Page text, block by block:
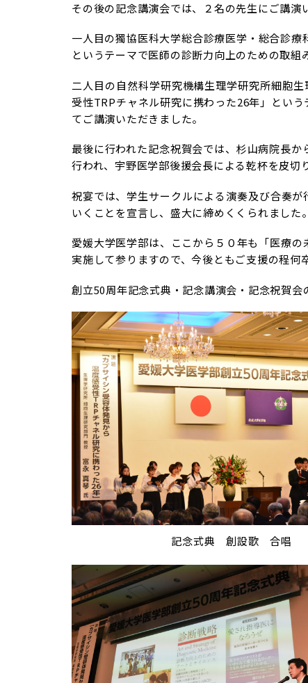
その後の記念講演会では、２名の先生にご講演
一人目の獨協医科大学総合診療医学・総合診
というテーマで医師の診断力向上のための取組
二人目の自然科学研究機構生理学研究所細胞
受性TRPチャネル研究に携わった26年」とい
てご講演いただきました。
最後に行われた記念祝賀会では、杉山病院長
行われ、宇野医学部後援会長による乾杯を皮切
祝宴では、学生サークルによる演奏及び合奏
いくことを宣言し、盛大に締めくくられました。
愛媛大学医学部は、ここから５０年も「医療
実施して参りますので、今後ともご支援の程何
創立50周年記念式典・記念講演会・記念祝賀会
記念式典 創設歌 合唱